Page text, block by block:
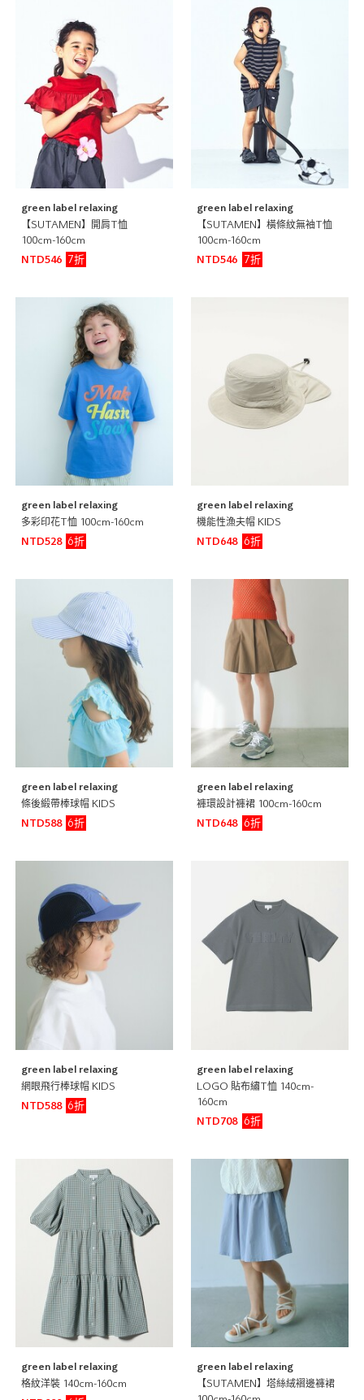
green label relaxing
【SUTAMEN】開肩T恤
100cm-160cm
NTD546
7折
green label relaxing
【SUTAMEN】橫條紋無袖T恤
100cm-160cm
NTD546
7折
green label relaxing
多彩印花T恤 100cm-160cm
NTD528
6折
green label relaxing
機能性漁夫帽 KIDS
NTD648
6折
green label relaxing
條後緞帶棒球帽 KIDS
NTD588
6折
green label relaxing
褲環設計褲裙 100cm-160cm
NTD648
6折
green label relaxing
網眼飛行棒球帽 KIDS
NTD588
6折
green label relaxing
LOGO 貼布繡T恤 140cm-
160cm
NTD708
6折
green label relaxing
格紋洋裝 140cm-160cm
green label relaxing
【SUTAMEN】塔絲絨褶邊褲裙